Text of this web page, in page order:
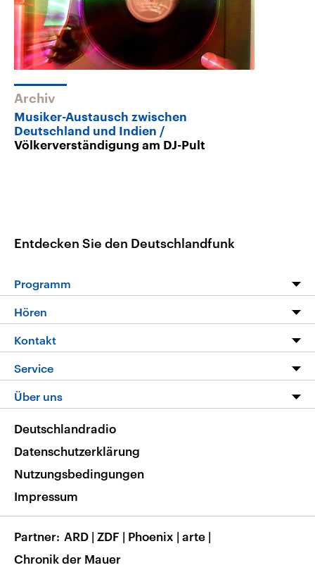
Archiv
Musiker-Austausch zwischen
Deutschland und Indien
Völkerverständigung am DJ-Pult
Entdecken Sie den Deutschlandfunk
Programm
Programm
Die Nachrichten
Nachrichtenleicht
Neue Beiträge auf dlf.de
Hören
Livestream
Podcasts
Deutschlandfunk App
Nachrichten App
Frequenzen
Kontakt
Hörerservice
Service
FAQ
Veranstaltungen
Musikliste
RSS
Über uns
Barrierefreiheit
Deutschlandradio
Datenschutzerklärung
Nutzungsbedingungen
Impressum
Partner ARD | ZDF | Phoenix | arte |
Chronik der Mauer